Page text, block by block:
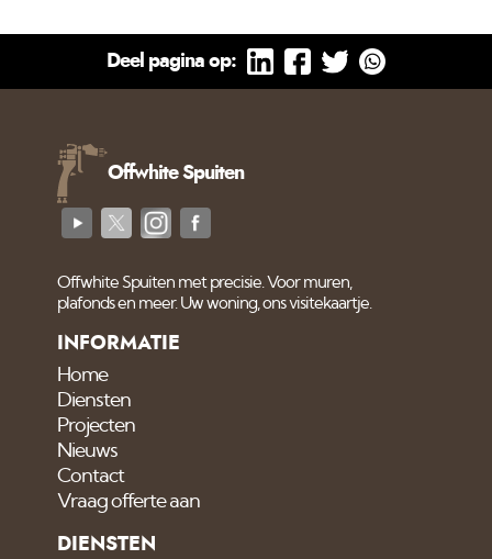
moeten worden. Als je
voorstrijk of ook wel Fix
Deel pagina op:
Offwhite Spuiten
Offwhite Spuiten met precisie. Voor muren,
plafonds en meer. Uw woning, ons visitekaartje.
INFORMATIE
Home
Diensten
Projecten
Nieuws
Contact
Vraag offerte aan
DIENSTEN